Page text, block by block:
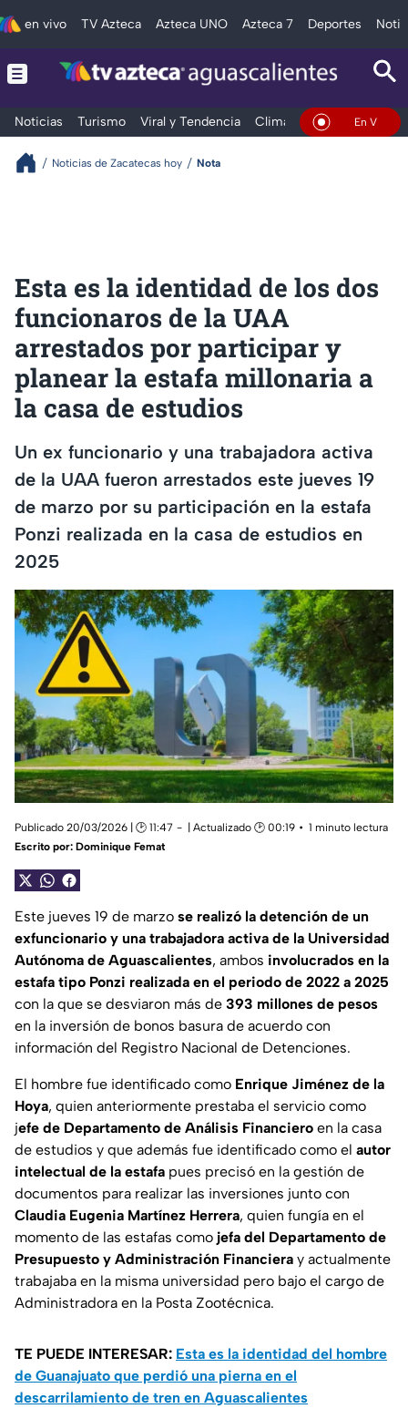
en vivo TV Azteca Azteca UNO Azteca 7 Deportes
Noticias Turismo Viral y Tendencia Clima DeportesEn Vivo
Noticias de Zacatecas hoy Nota
Esta es la identidad de los dos
funcionaros de la UAA
arrestados por participar y
planear la estafa millonaria a
la casa de estudios
Un ex funcionario y una trabajadora activa
de la UAA fueron arrestados este jueves 19
de marzo por su participación en la estafa
Ponzi realizada en la casa de estudios en
2025
Publicado 20/03/2026 | 🕑 11:47 | Actualizado 🕑 00:19
1 minuto lectura
Escrito por: Dominique Femat
Este jueves 19 de marzo se realizó la detención de un
exfuncionario y una trabajadora activa de la Universidad
Autónoma de Aguascalientes, ambos involucrados en la
estafa tipo Ponzi realizada en el periodo de 2022 a 2025
con la que se desviaron más de 393 millones de pesos
en la inversión de bonos basura de acuerdo con
información del Registro Nacional de Detenciones.
El hombre fue identificado como Enrique Jiménez de la
Hoya, quien anteriormente prestaba el servicio como
jefe de Departamento de Análisis Financiero en la casa
de estudios y que además fue identificado como el autor
intelectual de la estafa pues precisó en la gestión de
documentos para realizar las inversiones junto con
Claudia Eugenia Martínez Herrera, quien fungía en el
momento de las estafas como jefa del Departamento de
Presupuesto y Administración Financiera y actualmente
trabajaba en la misma universidad pero bajo el cargo de
Administradora en la Posta Zootécnica.
TE PUEDE INTERESAR: Esta es la identidad del hombre
de Guanajuato que perdió una pierna en el
descarrilamiento de tren en Aguascalientes